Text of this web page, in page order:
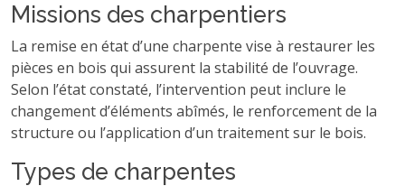
Missions des charpentiers
La remise en état d’une charpente vise à restaurer les
pièces en bois qui assurent la stabilité de l’ouvrage.
Selon l’état constaté, l’intervention peut inclure le
changement d’éléments abîmés, le renforcement de la
structure ou l’application d’un traitement sur le bois.
Types de charpentes